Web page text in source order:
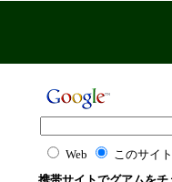
Web
このサイト